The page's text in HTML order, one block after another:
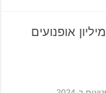
הונדה: מכירות של יותר מ-20 מיליון אופנועים